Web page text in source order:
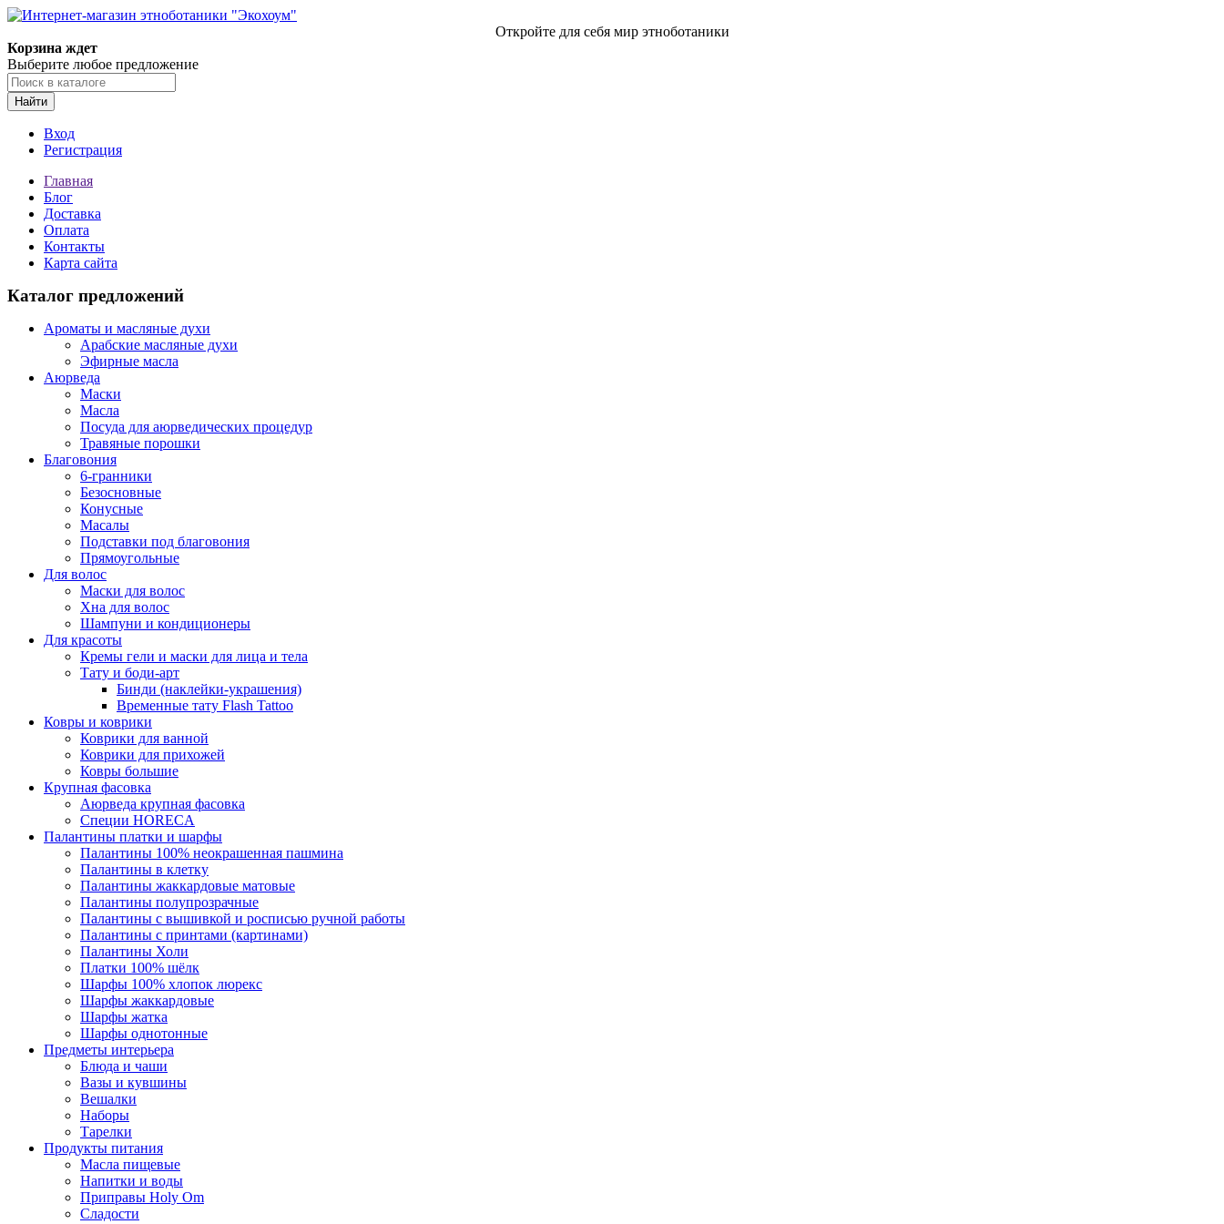
Откройте для себя мир этноботаники
Корзина ждет
Выберите любое предложение
Найти
Вход
Регистрация
Главная
Блог
Доставка
Оплата
Контакты
Карта сайта
Каталог предложений
Ароматы и масляные духи
Арабские масляные духи
Эфирные масла
Аюрведа
Маски
Масла
Посуда для аюрведических процедур
Травяные порошки
Благовония
6-гранники
Безосновные
Конусные
Масалы
Подставки под благовония
Прямоугольные
Для волос
Маски для волос
Хна для волос
Шампуни и кондиционеры
Для красоты
Кремы гели и маски для лица и тела
Тату и боди-арт
Бинди (наклейки-украшения)
Временные тату Flash Tattoo
Ковры и коврики
Коврики для ванной
Коврики для прихожей
Ковры большие
Крупная фасовка
Аюрведа крупная фасовка
Специи HORECA
Палантины платки и шарфы
Палантины 100% неокрашенная пашмина
Палантины в клетку
Палантины жаккардовые матовые
Палантины полупрозрачные
Палантины с вышивкой и росписью ручной работы
Палантины с принтами (картинами)
Палантины Холи
Платки 100% шёлк
Шарфы 100% хлопок люрекс
Шарфы жаккардовые
Шарфы жатка
Шарфы однотонные
Предметы интерьера
Блюда и чаши
Вазы и кувшины
Вешалки
Наборы
Тарелки
Продукты питания
Масла пищевые
Напитки и воды
Приправы Holy Om
Сладости